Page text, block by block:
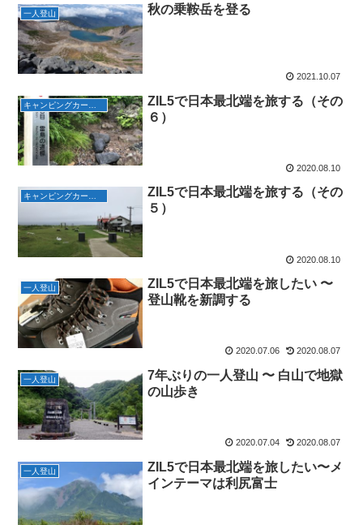
一人登山 秋の乗鞍岳を登る
2021.10.07
ZIL5で日本最北端を旅する（その
６）
2020.08.10
キャンピングカーで旅行
ZIL5で日本最北端を旅する（その
５）
2020.08.10
一人登山
ZIL5で日本最北端を旅したい 〜
登山靴を新調する
2020.07.06 2020.08.07
一人登山
7年ぶりの一人登山 〜 白山で地獄
の山歩き
2020.07.04 2020.08.07
一人登山
ZIL5で日本最北端を旅したい〜メ
インテーマは利尻富士